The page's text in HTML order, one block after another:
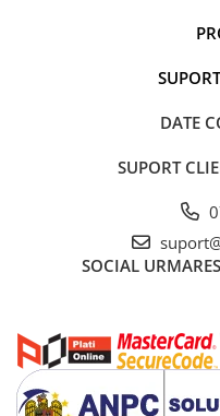
Știință și tehnologie
Literatură în limbi străine
Gramatică și vocabulare
Papetărie și articole din
Agende datate
Agende nedatate
Agende pentru copii
DATE
SUPORT
SOCIAL